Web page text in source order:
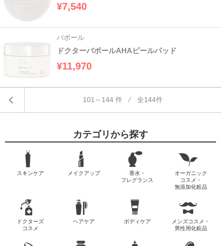
¥7,540
バボール
ドクターバボールAHAピールパッド
¥11,970
101～144 件 ⁄ 全144件
カテゴリから探す
スキンケア メイクアップ
香水・
フレグランス
オーガニック
コスメ・
無添加化粧品
ドクターズ
コスメ
ヘアケア ボディケア
メンズコスメ・
男性用化粧品